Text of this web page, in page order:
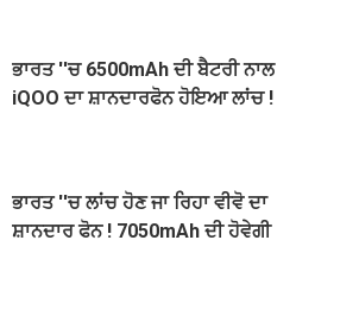
ਭਾਰਤ ''ਚ 6500mAh ਦੀ ਬੈਟਰੀ ਨਾਲ
iQOO ਦਾ ਸ਼ਾਨਦਾਰਫੋਨ ਹੋਇਆ ਲਾਂਚ !
ਭਾਰਤ ''ਚ ਲਾਂਚ ਹੋਣ ਜਾ ਰਿਹਾ ਵੀਵੋ ਦਾ
ਸ਼ਾਨਦਾਰ ਫੋਨ ! 7050mAh ਦੀ ਹੋਵੇਗੀ